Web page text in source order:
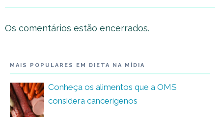
Os comentários estão encerrados.
MAIS POPULARES EM DIETA NA MÍDIA
Conheça os alimentos que a OMS
considera cancerígenos